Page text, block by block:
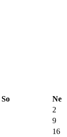
So
Ne
2
9
16